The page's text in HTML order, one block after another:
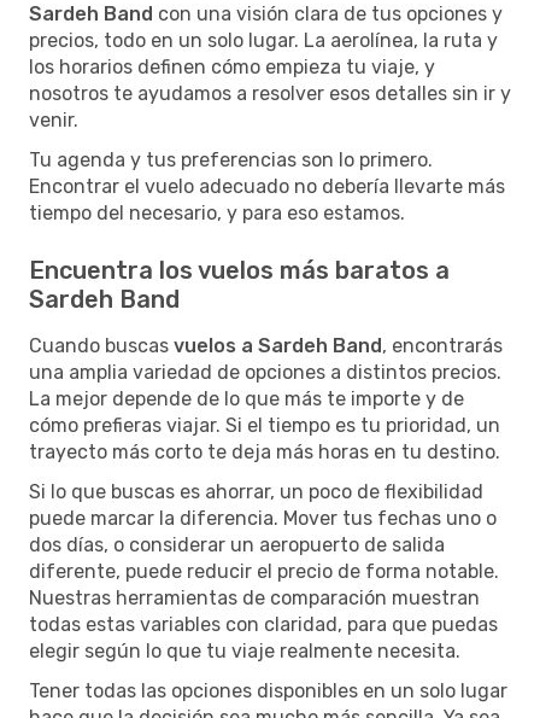
Sardeh Band con una visión clara de tus opciones y
precios, todo en un solo lugar. La aerolínea, la ruta y
los horarios definen cómo empieza tu viaje, y
nosotros te ayudamos a resolver esos detalles sin ir y
venir.
Tu agenda y tus preferencias son lo primero.
Encontrar el vuelo adecuado no debería llevarte más
tiempo del necesario, y para eso estamos.
Encuentra los vuelos más baratos a
Sardeh Band
Cuando buscas vuelos a Sardeh Band, encontrarás
una amplia variedad de opciones a distintos precios.
La mejor depende de lo que más te importe y de
cómo prefieras viajar. Si el tiempo es tu prioridad, un
trayecto más corto te deja más horas en tu destino.
Si lo que buscas es ahorrar, un poco de flexibilidad
puede marcar la diferencia. Mover tus fechas uno o
dos días, o considerar un aeropuerto de salida
diferente, puede reducir el precio de forma notable.
Nuestras herramientas de comparación muestran
todas estas variables con claridad, para que puedas
elegir según lo que tu viaje realmente necesita.
Tener todas las opciones disponibles en un solo lugar